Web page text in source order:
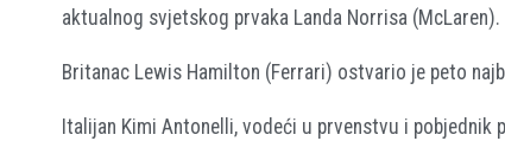
aktualnog svjetskog prvaka Landa Norrisa (McLaren).
Britanac Lewis Hamilton (Ferrari) ostvario je peto
Italijan Kimi Antonelli, vodeći u prvenstvu i